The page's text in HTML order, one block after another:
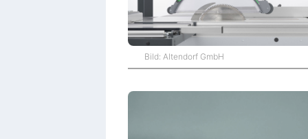
Bild: Altendorf GmbH